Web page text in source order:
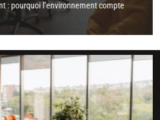
: pourquoi l’environnement compte